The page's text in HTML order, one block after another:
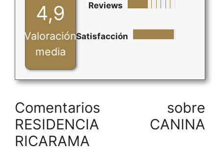
4,9
Valoración
media
Reviews
Satisfacción
Comentarios sobre
RESIDENCIA CANINA
RICARAMA